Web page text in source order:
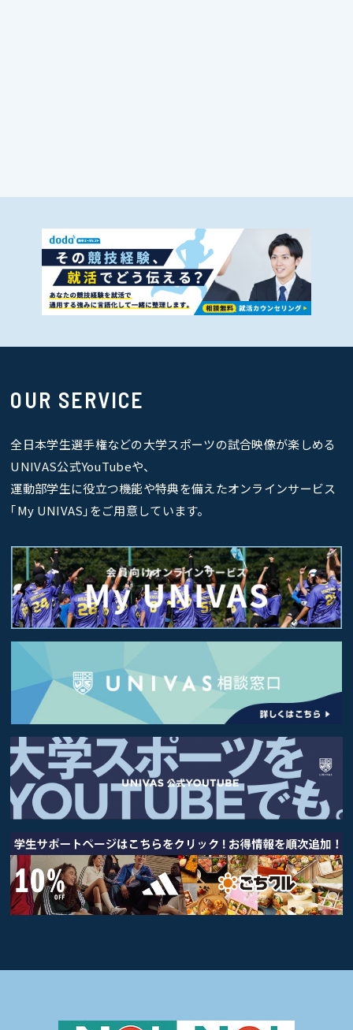
OUR SERVICE
全日本学生選手権などの大学スポーツの試合映像が楽しめる
UNIVAS公式YouTubeや、
運動部学生に役立つ機能や特典を備えたオンラインサービス
｢My UNIVAS｣をご用意しています。